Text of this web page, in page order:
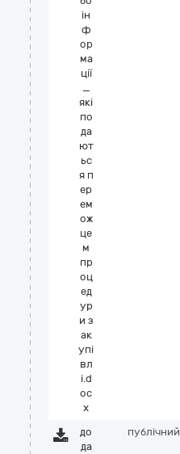
ін
ф
ор
ма
ції
_
які
по
да
ют
ьс
я п
ер
ем
ож
це
м
пр
оц
ед
ур
и з
ак
упі
вл
і.d
oc
x
до
да
публічний